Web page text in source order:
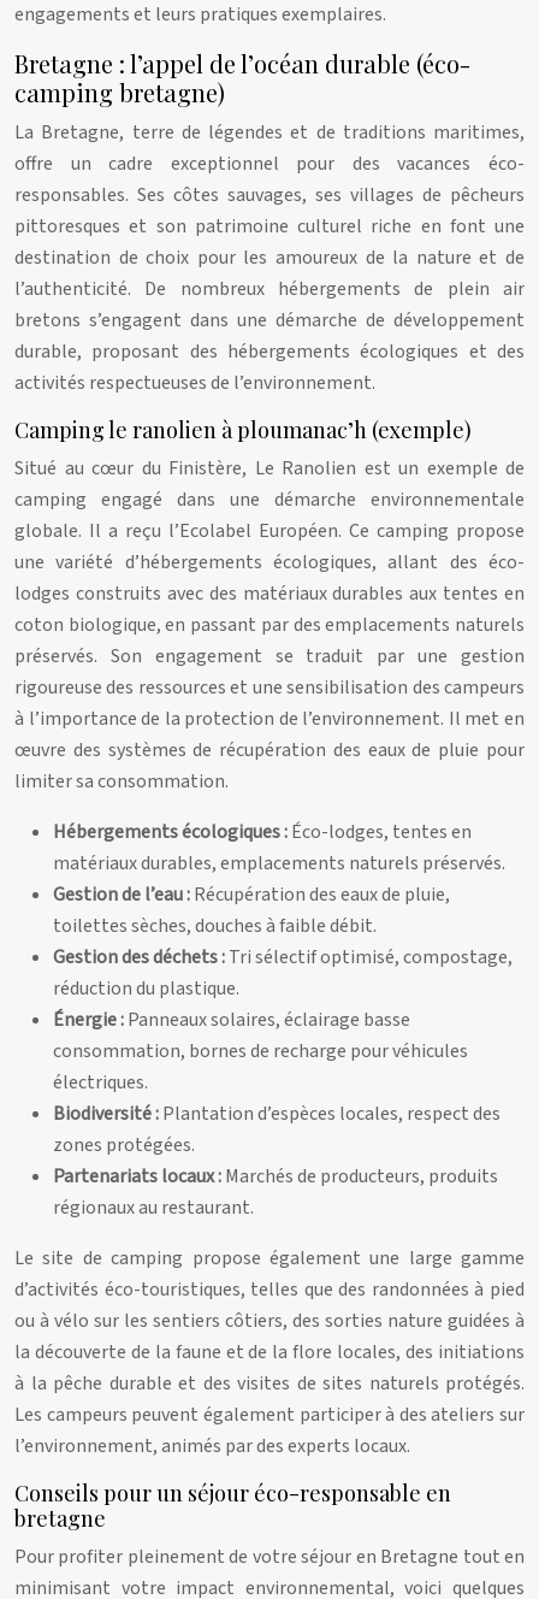
engagements et leurs pratiques exemplaires.
Bretagne : l’appel de l’océan durable (éco-
camping bretagne)
La Bretagne, terre de légendes et de traditions maritimes,
offre un cadre exceptionnel pour des vacances éco-
responsables. Ses côtes sauvages, ses villages de pêcheurs
pittoresques et son patrimoine culturel riche en font une
destination de choix pour les amoureux de la nature et de
l’authenticité. De nombreux hébergements de plein air
bretons s’engagent dans une démarche de développement
durable, proposant des hébergements écologiques et des
activités respectueuses de l’environnement.
Camping le ranolien à ploumanac’h (exemple)
Situé au cœur du Finistère, Le Ranolien est un exemple de
camping engagé dans une démarche environnementale
globale. Il a reçu l’Ecolabel Européen. Ce camping propose
une variété d’hébergements écologiques, allant des éco-
lodges construits avec des matériaux durables aux tentes en
coton biologique, en passant par des emplacements naturels
préservés. Son engagement se traduit par une gestion
rigoureuse des ressources et une sensibilisation des campeurs
à l’importance de la protection de l’environnement. Il met en
œuvre des systèmes de récupération des eaux de pluie pour
limiter sa consommation.
Hébergements écologiques :Éco-lodges, tentes en
matériaux durables, emplacements naturels préservés.
Gestion de l’eau :Récupération des eaux de pluie,
toilettes sèches, douches à faible débit.
Gestion des déchets :Tri sélectif optimisé, compostage,
réduction du plastique.
Énergie :Panneaux solaires, éclairage basse
consommation, bornes de recharge pour véhicules
électriques.
Biodiversité :Plantation d’espèces locales, respect des
zones protégées.
Partenariats locaux :Marchés de producteurs, produits
régionaux au restaurant.
Le site de camping propose également une large gamme
d’activités éco-touristiques, telles que des randonnées à pied
ou à vélo sur les sentiers côtiers, des sorties nature guidées à
la découverte de la faune et de la flore locales, des initiations
à la pêche durable et des visites de sites naturels protégés.
Les campeurs peuvent également participer à des ateliers sur
l’environnement, animés par des experts locaux.
Conseils pour un séjour éco-responsable en
bretagne
Pour profiter pleinement de votre séjour en Bretagne tout en
minimisant votre impact environnemental, voici quelques